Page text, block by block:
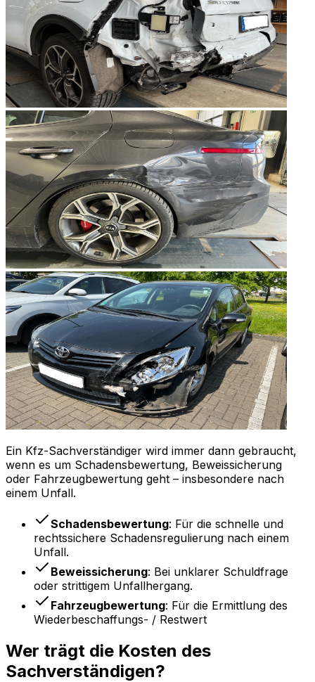
Ein Kfz-Sachverständiger wird immer dann gebraucht,
wenn es um Schadensbewertung, Beweissicherung
oder Fahrzeugbewertung geht – insbesondere nach
einem Unfall.
Schadensbewertung: Für die schnelle und
rechtssichere Schadensregulierung nach einem
Unfall.
Beweissicherung: Bei unklarer Schuldfrage
oder strittigem Unfallhergang.
Fahrzeugbewertung: Für die Ermittlung des
Wiederbeschaffungs- / Restwert
Wer trägt die Kosten des
Sachverständigen?